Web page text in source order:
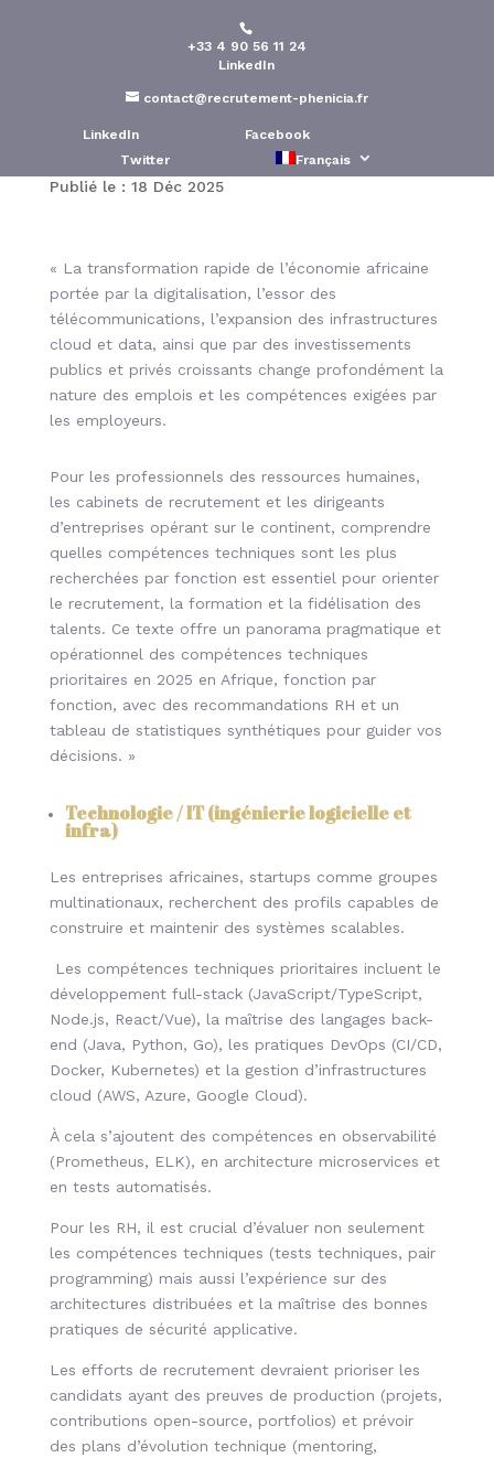
+33 4 90 56 11 24
LinkedIn
contact@recrutement-phenicia.fr
LinkedIn
Facebook
Twitter
Français
Compétences techniques
les plus recherchées en
Afrique par fonction
Publié le : 18 Déc 2025
« La transformation rapide de l’économie africaine
portée par la digitalisation, l’essor des
télécommunications, l’expansion des infrastructures
cloud et data, ainsi que par des investissements
publics et privés croissants change profondément la
nature des emplois et les compétences exigées par
les employeurs.
Pour les professionnels des ressources humaines,
les cabinets de recrutement et les dirigeants
d’entreprises opérant sur le continent, comprendre
quelles compétences techniques sont les plus
recherchées par fonction est essentiel pour orienter
le recrutement, la formation et la fidélisation des
talents. Ce texte offre un panorama pragmatique et
opérationnel des compétences techniques
prioritaires en 2025 en Afrique, fonction par
fonction, avec des recommandations RH et un
tableau de statistiques synthétiques pour guider vos
décisions. »
Technologie / IT (ingénierie logicielle et
infra)
Les entreprises africaines, startups comme groupes
multinationaux, recherchent des profils capables de
construire et maintenir des systèmes scalables.
Les compétences techniques prioritaires incluent le
développement full-stack (JavaScript/TypeScript,
Node.js, React/Vue), la maîtrise des langages back-
end (Java, Python, Go), les pratiques DevOps (CI/CD,
Docker, Kubernetes) et la gestion d’infrastructures
cloud (AWS, Azure, Google Cloud).
À cela s’ajoutent des compétences en observabilité
(Prometheus, ELK), en architecture microservices et
en tests automatisés.
Pour les RH, il est crucial d’évaluer non seulement
les compétences techniques (tests techniques, pair
programming) mais aussi l’expérience sur des
architectures distribuées et la maîtrise des bonnes
pratiques de sécurité applicative.
Les efforts de recrutement devraient prioriser les
candidats ayant des preuves de production (projets,
contributions open-source, portfolios) et prévoir
des plans d’évolution technique (mentoring,